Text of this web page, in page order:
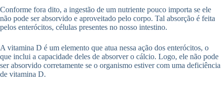
Conforme fora dito, a ingestão de um nutriente pouco importa se ele
não pode ser absorvido e aproveitado pelo corpo. Tal absorção é feita
pelos enterócitos, células presentes no nosso intestino.
A vitamina D é um elemento que atua nessa ação dos enterócitos, o
que inclui a capacidade deles de absorver o cálcio. Logo, ele não pode
ser absorvido corretamente se o organismo estiver com uma deficiência
de vitamina D.